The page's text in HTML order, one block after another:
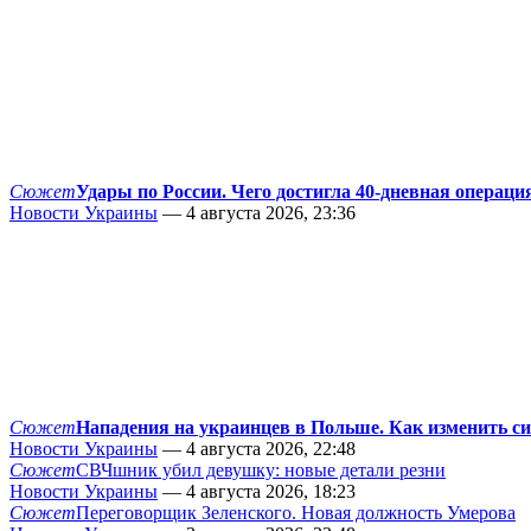
СюжетУдары по России. Чего достигла 40-дневная
Новости Украины — 4 августа 2026, 23:36
СюжетНападения на украинцев в Польше. Как изменить
Новости Украины — 4 августа 2026, 22:48
СюжетСВЧшник убил девушку: новые детали резни
Новости Украины — 4 августа 2026, 18:23
СюжетПереговорщик Зеленского. Новая должность Умерова